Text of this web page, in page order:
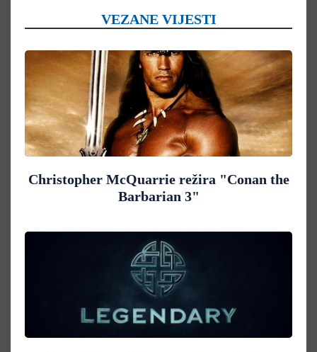
VEZANE VIJESTI
Christopher McQuarrie režira "Conan the
Barbarian 3"